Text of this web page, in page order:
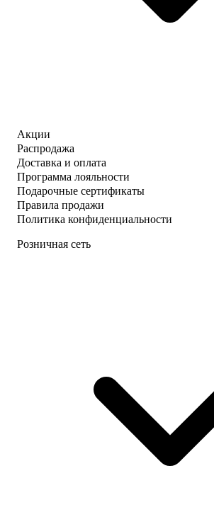
Акции
Распродажа
Доставка и оплата
Программа лояльности
Подарочные сертификаты
Правила продажи
Политика конфиденциальности
Розничная сеть